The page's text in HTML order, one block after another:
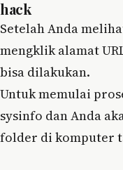
hack
Setelah Anda
mengklik alamat
bisa dilakukan.
Untuk memulai
sysinfo dan Anda
folder di komputer